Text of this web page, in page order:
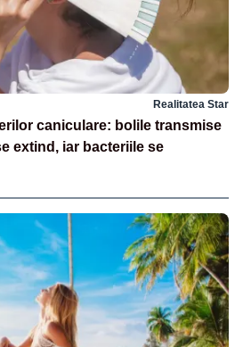
Realitatea Star
caniculare: bolile transmise
extind, iar bacteriile se